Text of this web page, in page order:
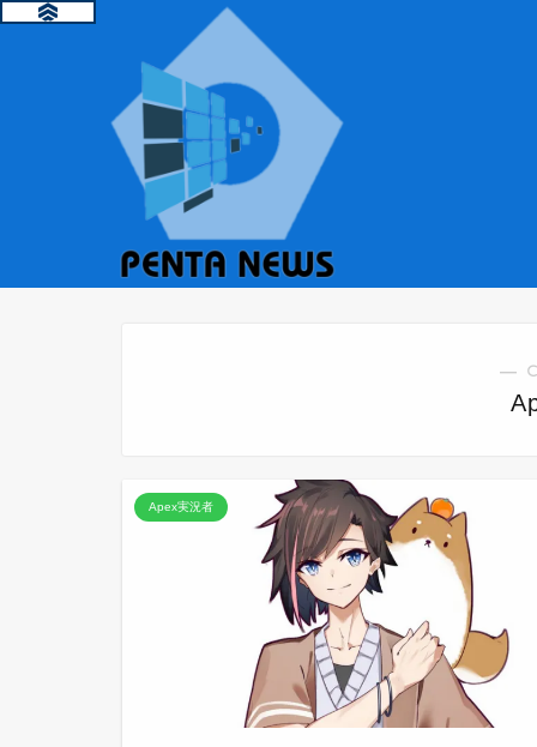
―
Apex実況者